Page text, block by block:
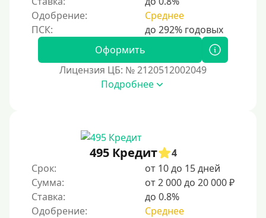
Без номера телефона
На телефон
Бесплатный доступ без скрытых платежей и
обязательных подписок
Без звонков и проверок
На карту круглосуточно
Деньги в долг
В долг на карту
Одобрение:
Среднее
Оформить
Лицензия ЦБ: № 2120512002049
Подробнее
495 Кредит
4
Срок:
от 10 до 15 дней
Сумма:
от 2 000 до 20 000 ₽
Ставка:
до 0.8%
Одобрение:
Среднее